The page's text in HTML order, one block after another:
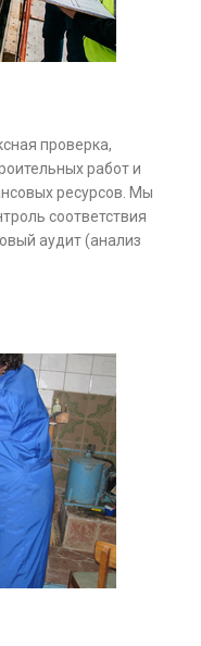
проверка,
работ и
ресурсов. Мы
соответствия
аудит (анализ
проекта.